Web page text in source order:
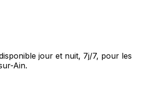
jour et nuit, 7j/7, pour les
Ain.